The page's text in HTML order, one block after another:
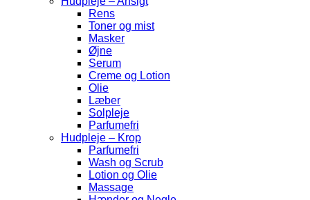
Rens
Toner og mist
Masker
Øjne
Serum
Creme og Lotion
Olie
Læber
Solpleje
Parfumefri
Hudpleje – Krop
Parfumefri
Wash og Scrub
Lotion og Olie
Massage